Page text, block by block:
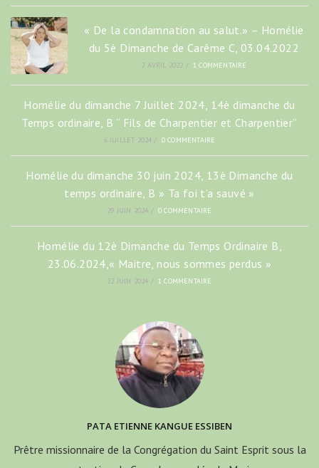
« De la condamnation au salut.» – Homélie
du 5è Dimanche de Carême C, 03.04.2022
2 AVRIL 2022 / 1 COMMENTAIRE
Homélie du dimanche 7 Juillet 2024, 14è dimanche du
Temps ordinaire, B “ Fils de Charpentier et Charpentier”
6 JUILLET 2024 / 0 COMMENTAIRE
Homélie du dimanche 30 juin 2024, 13è Dimanche du
temps ordinaire, B » Ta foi t’a sauvé »
29 JUIN 2024 / 0 COMMENTAIRE
Homélie du 12è Dimanche du Temps Ordinaire B,
23.06.2024,« Maitre, nous sommes perdus »
22 JUIN 2024 / 1 COMMENTAIRE
PATA ETIENNE KANGUE ESSIBEN
Prêtre missionnaire de la Congrégation du Saint Esprit sous la